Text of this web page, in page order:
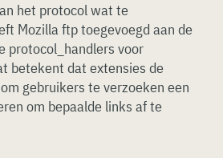
het protocol wat te
Mozilla ftp toegevoegd aan de
protocol_handlers voor
betekent dat extensies de
gebruikers te verzoeken een
om bepaalde links af te